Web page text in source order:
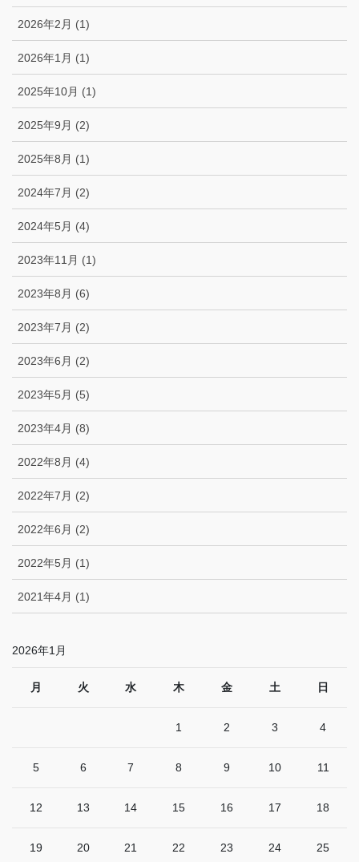
2026年2月 (1)
2026年1月 (1)
2025年10月 (1)
2025年9月 (2)
2025年8月 (1)
2024年7月 (2)
2024年5月 (4)
2023年11月 (1)
2023年8月 (6)
2023年7月 (2)
2023年6月 (2)
2023年5月 (5)
2023年4月 (8)
2022年8月 (4)
2022年7月 (2)
2022年6月 (2)
2022年5月 (1)
2021年4月 (1)
2026年1月
月 火 水 木 金 土 日
1 2 3 4
5 6 7 8 9 10 11
12 13 14 15 16 17 18
19 20 21 22 23 24 25